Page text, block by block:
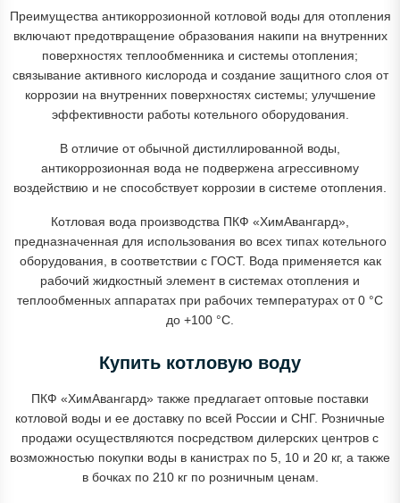
Преимущества антикоррозионной котловой воды для отопления
включают предотвращение образования накипи на внутренних
поверхностях теплообменника и системы отопления;
связывание активного кислорода и создание защитного слоя от
коррозии на внутренних поверхностях системы; улучшение
эффективности работы котельного оборудования.
В отличие от обычной дистиллированной воды,
антикоррозионная вода не подвержена агрессивному
воздействию и не способствует коррозии в системе отопления.
Котловая вода производства ПКФ «ХимАвангард»,
предназначенная для использования во всех типах котельного
оборудования, в соответствии с ГОСТ. Вода применяется как
рабочий жидкостный элемент в системах отопления и
теплообменных аппаратах при рабочих температурах от 0 °C
до +100 °C.
Купить котловую воду
ПКФ «ХимАвангард» также предлагает оптовые поставки
котловой воды и ее доставку по всей России и СНГ. Розничные
продажи осуществляются посредством дилерских центров с
возможностью покупки воды в канистрах по 5, 10 и 20 кг, а также
в бочках по 210 кг по розничным ценам.